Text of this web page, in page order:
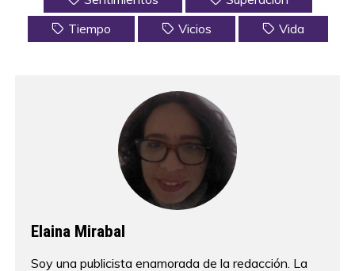
Tiempo
Vicios Vida
Elaina Mirabal
Soy una publicista enamorada de la redacción. La